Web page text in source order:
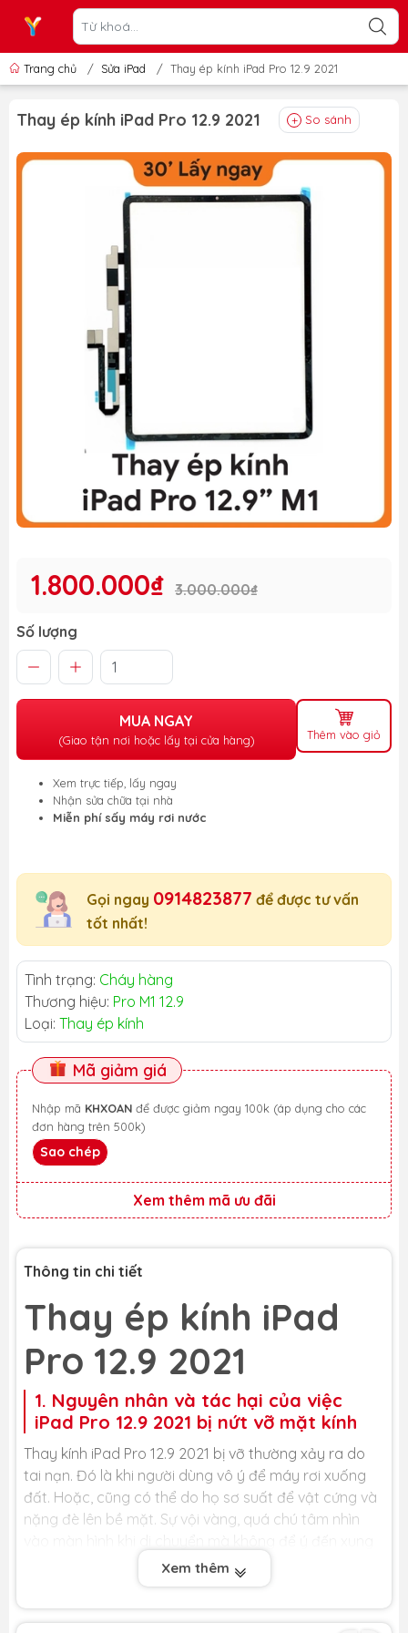
Trang chủ / Sửa iPad / Thay ép kính iPad Pro 12.9 2021
Thay ép kính iPad Pro 12.9 2021 So sánh
1.800.000₫ 3.000.000₫
Số lượng
MUA NGAY
(Giao tận nơi hoặc lấy tại cửa hàng) Thêm vào giỏ
Xem trực tiếp, lấy ngay
Nhận sửa chữa tại nhà
Miễn phí sấy máy rơi nước
Gọi ngay 0914823877 để được tư vấn
tốt nhất!
Tình trạng: Cháy hàng
Thương hiệu: Pro M1 12.9
Loại: Thay ép kính
Mã giảm giá
Nhập mã KHXOAN
đơn hàng trên 500k)
Sao chép
Xem thêm mã ưu đãi
Thông tin chi tiết
Thay ép kính iPad
Pro 12.9 2021
1. Nguyên nhân và tác hại của việc
iPad Pro 12.9 2021 bị nứt vỡ mặt kính
Thay kính iPad Pro 12.9 2021 bị vỡ thường xảy ra do
tai nạn. Đó là khi người dùng vô ý để máy rơi xuống
đất. Hoặc, cũng có thể do họ sơ suất để vật cứng và
nặng đè lên bề mặt. Sự vội vàng, quá chú tâm nhìn
quanh dẫn đến va quẹt với người / vật dụng khác
(cánh cửa chẳng hạn) cũng là những nguyên nhân
phổ biến dẫn đến việc mặt kính bị tổn hại, ép kính iPad
Pro 12.9 2021.
Xem thêm